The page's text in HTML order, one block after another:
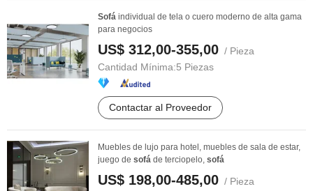
Sofá individual de tela o cuero moderno de alta gama
para negocios
US$ 312,00-355,00 / Pieza
Cantidad Mínima:5 Piezas
Contactar al Proveedor
Muebles de lujo para hotel, muebles de sala de estar,
juego de sofá de terciopelo, sofá
US$ 198,00-485,00 / Pieza